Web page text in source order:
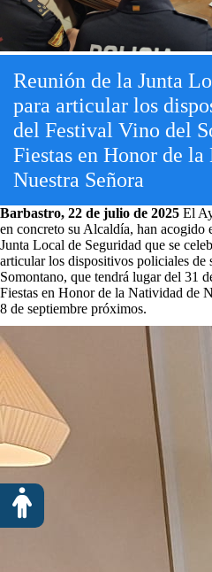
Reunión de la Junta
para articular los
del Festival Vino del
Fiestas en Honor de
Nuestra Señora
Barbastro, 22 de julio de 2025 El
en concreto su Alcaldía, han acogido
Junta Local de Seguridad que se
articular los dispositivos policiales
Somontano, que tendrá lugar del 31
Fiestas en Honor de la Natividad de
8 de septiembre próximos.